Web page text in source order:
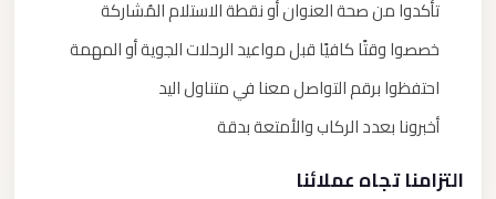
تأكدوا من صحة العنوان أو نقطة الاستلام المُشاركة
خصصوا وقتًا كافيًا قبل مواعيد الرحلات الجوية أو المهمة
احتفظوا برقم التواصل معنا في متناول اليد
أخبرونا بعدد الركاب والأمتعة بدقة
التزامنا تجاه عملائنا